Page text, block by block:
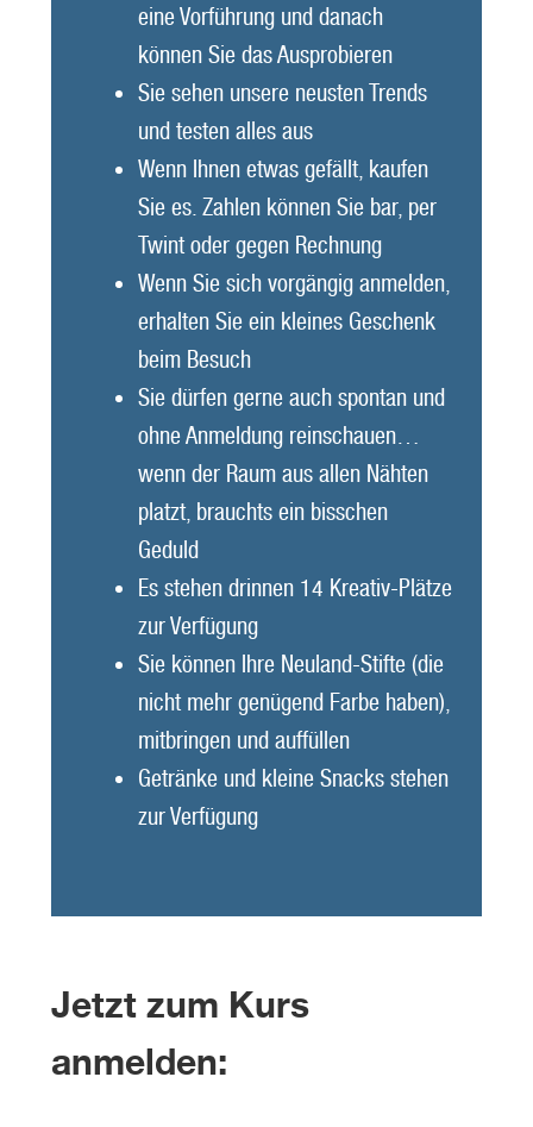
eine Vorführung und danach
können Sie das Ausprobieren
Sie sehen unsere neusten Trends
und testen alles aus
Wenn Ihnen etwas gefällt, kaufen
Sie es. Zahlen können Sie bar, per
Twint oder gegen Rechnung
Wenn Sie sich vorgängig anmelden,
erhalten Sie ein kleines Geschenk
beim Besuch
Sie dürfen gerne auch spontan und
ohne Anmeldung reinschauen…
wenn der Raum aus allen Nähten
platzt, brauchts ein bisschen
Geduld
Es stehen drinnen 14 Kreativ-Plätze
zur Verfügung
Sie können Ihre Neuland-Stifte (die
nicht mehr genügend Farbe haben),
mitbringen und auffüllen
Getränke und kleine Snacks stehen
zur Verfügung
Jetzt zum Kurs
anmelden: